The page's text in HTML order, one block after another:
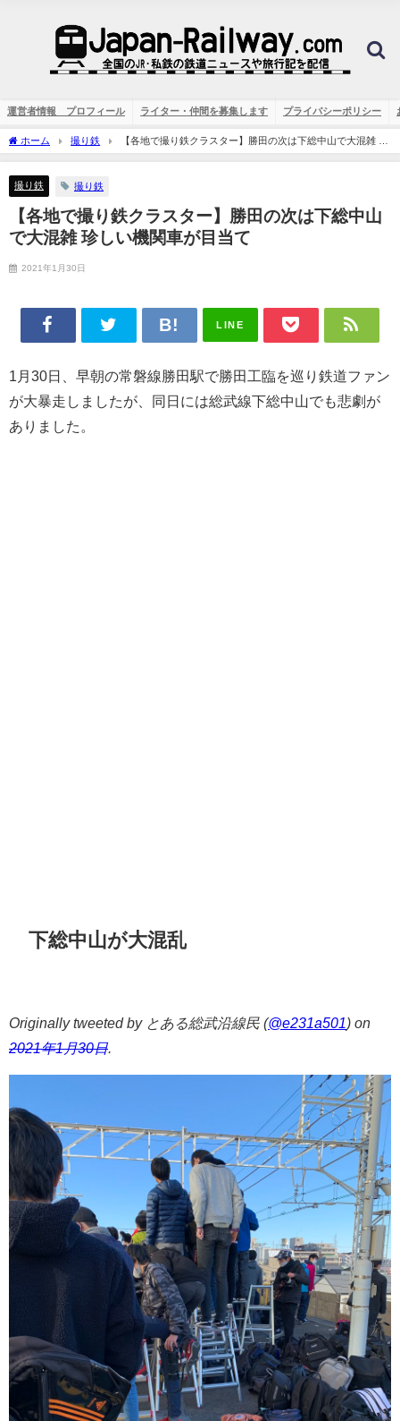
運営者情報 プロフィール ライター・仲間を募集します プライバシーポリシー
ホーム 撮り鉄
【各地で撮り鉄クラスター】勝田の次は下総中山で大混雑 珍
しい機関車が目当て
撮り鉄 撮り鉄
【各地で撮り鉄クラスター】勝田の次は下総中山
で大混雑 珍しい機関車が目当て
2021年1月30日
LINE
1月30日、早朝の常磐線勝田駅で勝田工臨を巡り鉄道ファン
が大暴走しましたが、同日には総武線下総中山でも悲劇が
ありました。
下総中山が大混乱
Originally tweeted by とある総武沿線民 (@e231a501) on
2021年1月30日